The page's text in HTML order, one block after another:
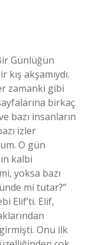
Günlüğün
akşamıydı.
zamanki gibi
birkaç
bazı insanların
izler
O gün
kalbi
yoksa bazı
mi tutar?”
Elif’ti. Elif,
Onu ilk